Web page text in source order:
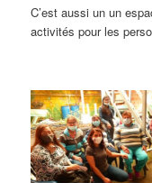
C’est aussi un un
activités pour les